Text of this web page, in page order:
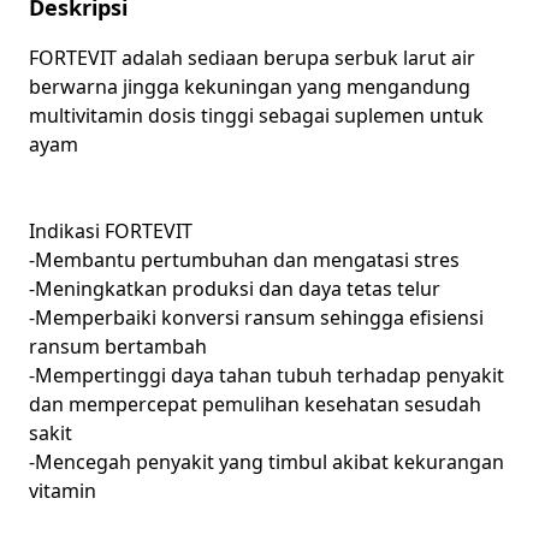
Deskripsi
FORTEVIT adalah sediaan berupa serbuk larut air
berwarna jingga kekuningan yang mengandung
multivitamin dosis tinggi sebagai suplemen untuk
ayam
Indikasi FORTEVIT
-Membantu pertumbuhan dan mengatasi stres
-Meningkatkan produksi dan daya tetas telur
-Memperbaiki konversi ransum sehingga efisiensi
ransum bertambah
-Mempertinggi daya tahan tubuh terhadap penyakit
dan mempercepat pemulihan kesehatan sesudah
sakit
-Mencegah penyakit yang timbul akibat kekurangan
vitamin